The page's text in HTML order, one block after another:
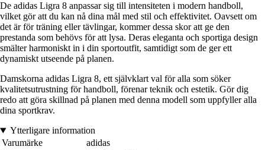
De adidas Ligra 8 anpassar sig till intensiteten i modern handboll,
vilket gör att du kan nå dina mål med stil och effektivitet. Oavsett om
det är för träning eller tävlingar, kommer dessa skor att ge den
prestanda som behövs för att lysa. Deras eleganta och sportiga design
smälter harmoniskt in i din sportoutfit, samtidigt som de ger ett
dynamiskt utseende på planen.
Damskorna adidas Ligra 8, ett självklart val för alla som söker
kvalitetsutrustning för handboll, förenar teknik och estetik. Gör dig
redo att göra skillnad på planen med denna modell som uppfyller alla
dina sportkrav.
Ytterligare information
Varumärke
adidas